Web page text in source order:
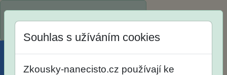
Spustili jsme přihlašování na školní
Souhlas s užíváním cookies
Zkousky-nanecisto.cz používají ke